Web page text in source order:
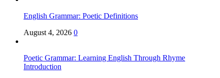
English Grammar: Poetic Definitions
August 4, 2026 0
Poetic Grammar: Learning English Through Rhyme
Introduction